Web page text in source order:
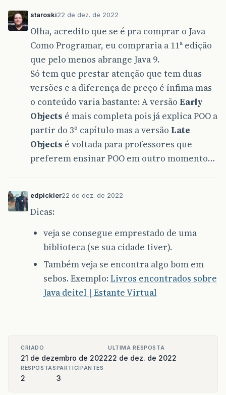
staroski22 de dez. de 2022
Olha, acredito que se é pra comprar o Java
Como Programar, eu compraria a 11ª edição
que pelo menos abrange Java 9.
Só tem que prestar atenção que tem duas
versões e a diferença de preço é ínfima mas
o conteúdo varia bastante: A versão Early
Objects é mais completa pois já explica POO a
partir do 3º capítulo mas a versão Late
Objects é voltada para professores que
preferem ensinar POO em outro momento…
edpickler22 de dez. de 2022
Dicas:
veja se consegue emprestado de uma
biblioteca (se sua cidade tiver).
Também veja se encontra algo bom em
sebos. Exemplo: Livros encontrados sobre
Java deitel | Estante Virtual
CRIADO
21 de dezembro de 2022
ULTIMA RESPOSTA
22 de dez. de 2022
RESPOSTAS
2
PARTICIPANTES
3